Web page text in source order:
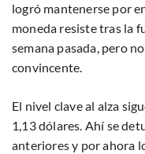
logró mantenerse por
moneda resiste tras la
semana pasada, pero
convincente.
El nivel clave al alza
1,13 dólares. Ahí se
anteriores y por ahora